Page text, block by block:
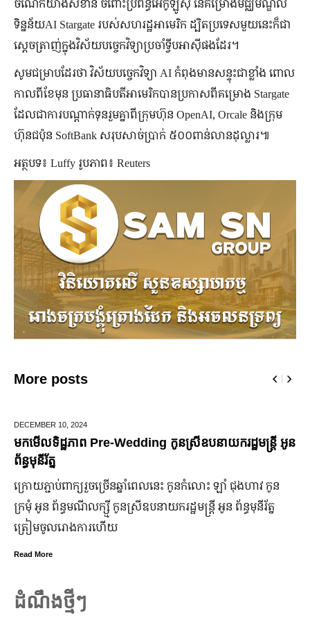
ចំណែកយ៉ាងសំខាន់ ចំពោះប្រព័ន្ធអេកូឡូស៊ី នៃគម្រោងមជ្ឈមណ្ឌល
ទិន្នន័យAI Stargate របស់សហរដ្ឋអាមេរិក ដ្បិតប្រទេសមួយនេះក៏ជា
ស្ដេចត្រាញ់ក្នុងវិស័យបច្ចេកវិទ្យាប្រចាំទ្វីបអាស៊ីផងដែរ។
សូមជម្រាបដែរថា វិស័យបច្ចេកវិទ្យា AI កំពុងមានសន្ទុះជាខ្លាំង ពោល
កាលពីខែមុន ប្រធានាធិបតីអាមេរិកបានប្រកាសពីគម្រោង Stargate
ដែលជាការបណ្ដាក់ទុនរួមគ្នាពីក្រុមហ៊ុន OpenAI, Orcale និងក្រុម
ហ៊ុនជប៉ុន SoftBank សរុបសាច់ប្រាក់ ៥០០ពាន់លានដុល្លារ៕
អត្ថបទ៖ Luffy រូបភាព៖ Reuters
More posts
10,2024
ឋភាព Pre-Wedding កូនស្រីឧបនាយករដ្ឋមន្រ្តី អូន
ពាក្យ​រួច​ច្រើន​ឆ្នាំ​ពេលនេះ កូនកំលោះ ឡាំ ជុងហាវ កូន
ធមណីលក្ស្មី កូនស្រី​ឧបនាយករដ្ឋមន្ត្រី អូន ព័ន្ធមុនីរ័ត្ន
ោងការ​ហើយ
មកដឹងប្
ក្រុមហ៊ុន
ឡើង បើទ
ដំណឹងថ្មីៗ